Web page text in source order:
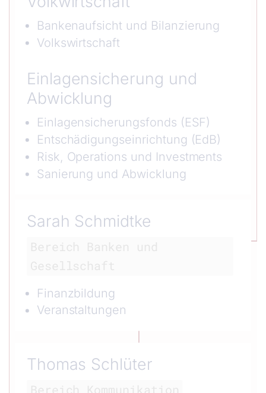
Bankenaufsicht und Bilanzierung
Volkswirtschaft
Einlagensicherung und
Abwicklung
Einlagensicherungsfonds (ESF)
Entschädigungseinrichtung (EdB)
Risk, Operations und Investments
Sanierung und Abwicklung
Sarah Schmidtke
Finanzbildung
Veranstaltungen
Thomas Schlüter